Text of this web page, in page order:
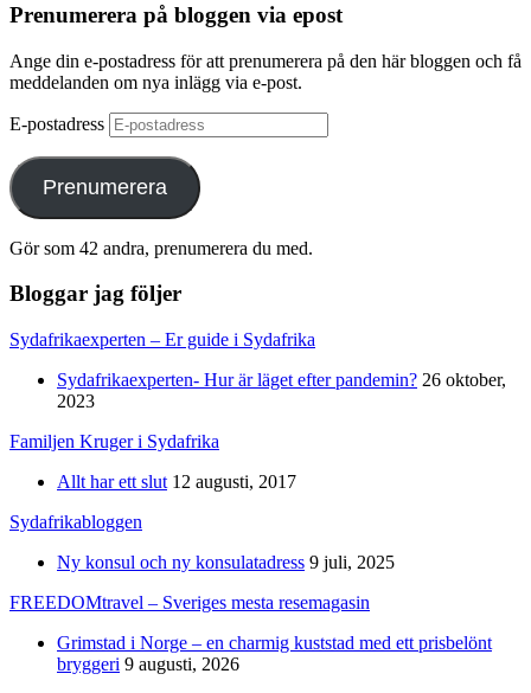
Prenumerera på bloggen via epost
Ange din e-postadress för att prenumerera på den här bloggen och få
meddelanden om nya inlägg via e-post.
E-postadress
Prenumerera
Gör som 42 andra, prenumerera du med.
Bloggar jag följer
Sydafrikaexperten – Er guide i Sydafrika
Sydafrikaexperten- Hur är läget efter pandemin? 26 oktober,
2023
Familjen Kruger i Sydafrika
Allt har ett slut 12 augusti, 2017
Sydafrikabloggen
Ny konsul och ny konsulatadress 9 juli, 2025
FREEDOMtravel – Sveriges mesta resemagasin
Grimstad i Norge – en charmig kuststad med ett prisbelönt
bryggeri 9 augusti, 2026